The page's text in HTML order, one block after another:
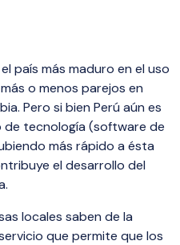
país más maduro en el uso
o menos parejos en
Pero si bien Perú aún es
de tecnología (software de
más rápido a ésta
el desarrollo del
locales saben de la
que permite que los